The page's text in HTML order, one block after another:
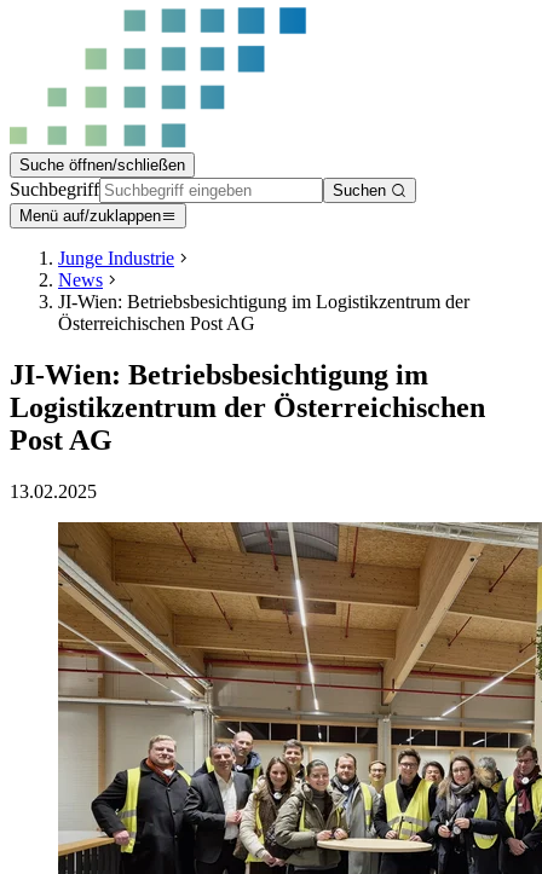
Suche öffnen/schließen
Suchbegriff
Suchen
Menü auf/zuklappen
Junge Industrie
News
JI-Wien: Betriebsbesichtigung im Logistikzentrum der
Österreichischen Post AG
JI-Wien: Betriebsbesichtigung im
Logistikzentrum der Österreichischen
Post AG
13.02.2025